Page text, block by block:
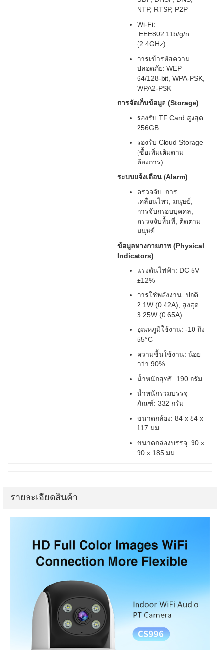
NTP, RTSP, P2P
Wi-Fi:
IEEE802.11b/g/n
(2.4GHz)
การเข้ารหัสความ
ปลอดภัย: WEP
64/128-bit, WPA-PSK,
WPA2-PSK
การจัดเก็บข้อมูล (Storage)
รองรับ TF Card สูงสุด
256GB
รองรับ Cloud Storage
(ซื้อเพิ่มเติมตาม
ต้องการ)
ระบบแจ้งเตือน (Alarm)
ตรวจจับ: การ
เคลื่อนไหว, มนุษย์,
การจับกรอบบุคคล,
ตรวจจับพื้นที่, ติดตาม
มนุษย์
ข้อมูลทางกายภาพ (Physical
Indicators)
แรงดันไฟฟ้า: DC 5V
±12%
การใช้พลังงาน: ปกติ
2.1W (0.42A), สูงสุด
3.25W (0.65A)
อุณหภูมิใช้งาน: -10 ถึง
55°C
ความชื้นใช้งาน: น้อย
กว่า 90%
น้ำหนักสุทธิ: 190 กรัม
น้ำหนักรวมบรรจุ
ภัณฑ์: 332 กรัม
ขนาดกล้อง: 84 x 84 x
117 มม.
ขนาดกล่องบรรจุ: 90 x
90 x 185 มม.
รายละเอียดสินค้า